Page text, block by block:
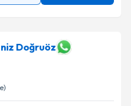
Doğruöz